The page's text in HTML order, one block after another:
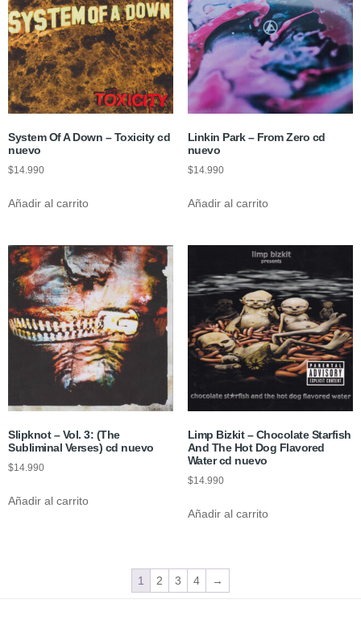
System Of A Down – Toxicity cd
nuevo
$14.990
Añadir al carrito
Linkin Park – From Zero cd
nuevo
$14.990
Añadir al carrito
Slipknot – Vol. 3: (The
Subliminal Verses) cd nuevo
$14.990
Añadir al carrito
Limp Bizkit – Chocolate Starfish
And The Hot Dog Flavored
Water cd nuevo
$14.990
Añadir al carrito
1 2 3 4 →